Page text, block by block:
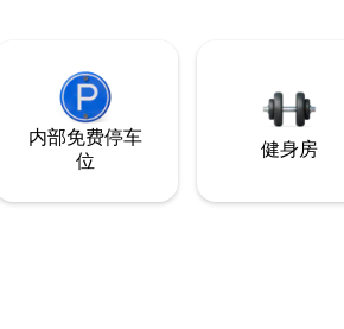
内部免费停车
位
健身房